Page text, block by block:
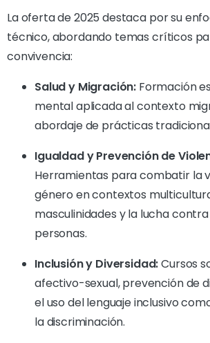
La oferta de 2025 destaca por su
técnico, abordando temas críticos
convivencia:
Salud y Migración: Formación
mental aplicada al contexto
abordaje de prácticas
Igualdad y Prevención de
Herramientas para combatir la
género en contextos
masculinidades y la lucha
personas.
Inclusión y Diversidad:Cursos
afectivo-sexual, prevención de
el uso del lenguaje inclusivo
la discriminación.